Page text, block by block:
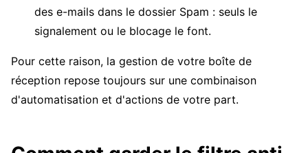
des e-mails dans le dossier Spam : seuls le
signalement ou le blocage le font.
Pour cette raison, la gestion de votre boîte de
réception repose toujours sur une combinaison
d'automatisation et d'actions de votre part.